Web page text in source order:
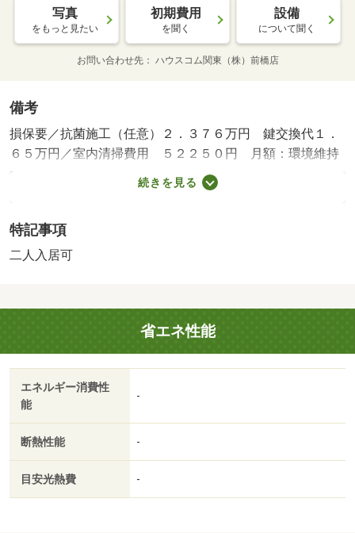
写真
をもっと見たい
初期費用
を聞く
設備
について聞く
お問い合わせ先 ハウスコム関東（株）前橋店
備考
損保要／抗菌施工（任意）２．３７６万円 鍵交換代１．
６５万円／室内清掃費用 ５２２５０円 月額：環境維持
費 ５５０円／保証会社利用必：保証料：４６１９０円
（契約内容により１００～１２０％で変動有）※記載金額
費１０４５０円、抗菌施工（任意）１８０４０円から２３
７６０円（税込）／環境維持費５５０円／月、更新手数料
室内洗濯置／温水洗浄便座／光ファイバー／即入居可／電
気コンロ／ロフト／仲介手数料不要／家電付／家具付／バ
ス停徒歩３分以内/賃貸戸数:20戸
続きを見る
特記事項
二人入居可
省エネ性能
エネルギー消費性
能
-
断熱性能 -
目安光熱費 -